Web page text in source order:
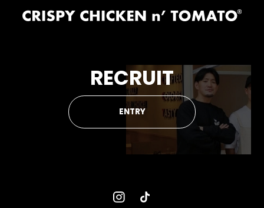
RECRUIT
ENTRY